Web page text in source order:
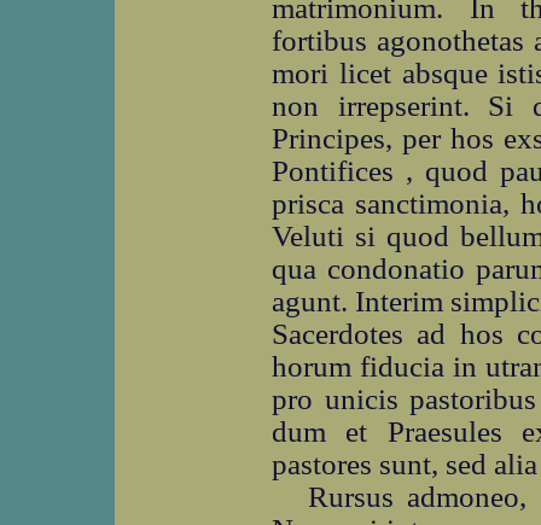
matrimonium. In
fortibus agonothetas
mori licet absque
non irrepserint. Si
Principes, per hos
Pontifices , quod
prisca sanctimonia,
Veluti si quod
qua condonatio
agunt. Interim
Sacerdotes ad hos
horum fiducia in
pro unicis
dum et Praesules
pastores sunt, sed
Rursus